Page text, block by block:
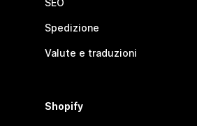
SEO
Spedizione
Valute e traduzioni
Shopify